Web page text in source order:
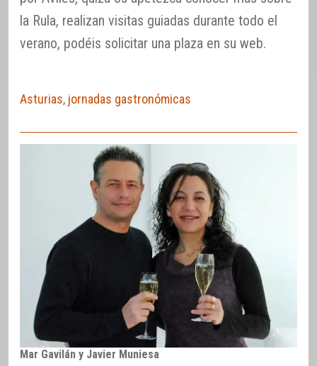
la Rula, realizan visitas guiadas durante todo el
verano, podéis solicitar una plaza en su web.
Asturias, jornadas gastronómicas
Mar Gavilán y Javier Muniesa